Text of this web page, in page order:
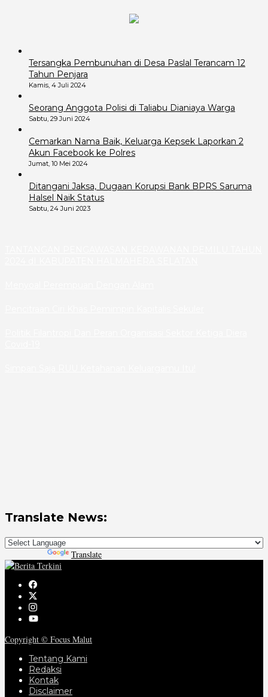
Tersangka Pembunuhan di Desa Paslal Terancam 12
Tahun Penjara
Kamis, 4 Juli 2024
Seorang Anggota Polisi di Taliabu Dianiaya Warga
Sabtu, 29 Juni 2024
Cemarkan Nama Baik, Keluarga Kepsek Laporkan 2
Akun Facebook ke Polres
Jumat, 10 Mei 2024
Ditangani Jaksa, Dugaan Korupsi Bank BPRS Saruma
Halsel Naik Status
Sabtu, 24 Juni 2023
Translate News:
Translate
Copyright © Focus Malut
Tentang Kami
Redaksi
Kontak
Disclaimer